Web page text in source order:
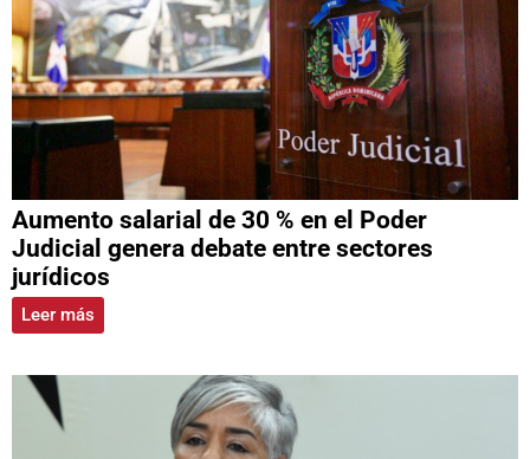
Aumento salarial de 30 % en el Poder
Judicial genera debate entre sectores
jurídicos
Leer más